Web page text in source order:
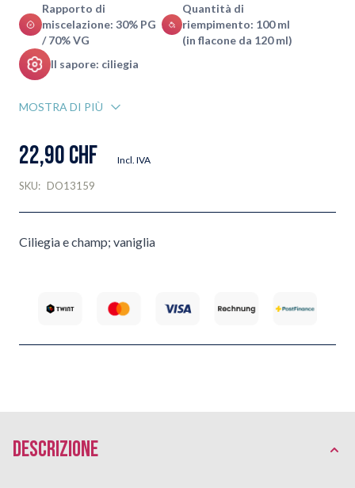
Rapporto di
miscelazione: 30% PG
/ 70% VG
Quantità di
riempimento: 100 ml
(in flacone da 120 ml)
Il sapore: ciliegia
MOSTRA DI PIÙ
22,90 CHF Incl. IVA
SKU: DO13159
Ciliegia e champ; vaniglia
Descrizione